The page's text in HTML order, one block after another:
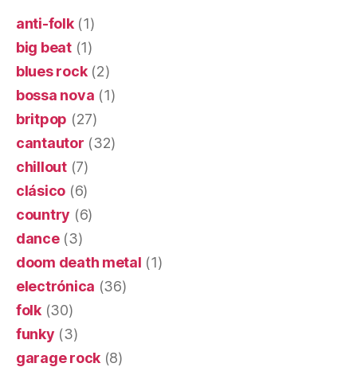
anti-folk(1)
big beat(1)
blues rock(2)
bossa nova (1)
britpop (27)
cantautor (32)
chillout(7)
clásico (6)
country (6)
dance(3)
doom death metal (1)
electrónica (36)
folk(30)
funky (3)
garage rock (8)